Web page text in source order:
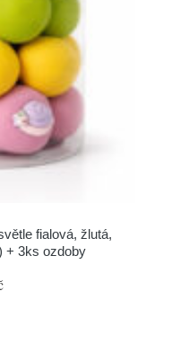
fialová, žlutá,
+ 3ks ozdoby